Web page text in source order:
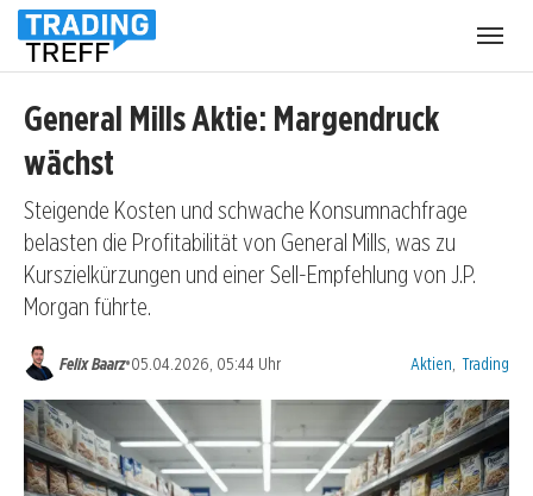
General Mills Aktie: Margendruck
wächst
Steigende Kosten und schwache Konsumnachfrage
belasten die Profitabilität von General Mills, was zu
Kurszielkürzungen und einer Sell-Empfehlung von J.P.
Morgan führte.
Felix Baarz•05.04.2026, 05:44 Uhr Kategorien:
Aktien Trading